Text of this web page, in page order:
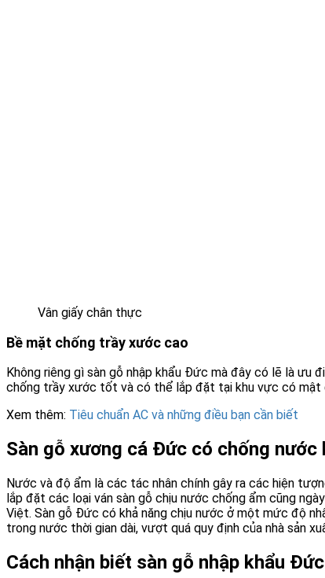
Vân giấy chân thực
Bề mặt chống trầy xước cao
Không riêng gì sàn gỗ nhập khẩu Đức mà đây có lẽ là ưu
chống trầy xước tốt và có thể lắp đặt tại khu vực có mật
Xem thêm: Tiêu chuẩn AC và những điều bạn cần biết
Sàn gỗ xương cá Đức có chống nước
Nước và độ ẩm là các tác nhân chính gây ra các hiện
lắp đặt các loại ván sàn gỗ chịu nước chống ẩm cũng
Việt. Sàn gỗ Đức có khả năng chịu nước ở một mức độ
trong nước thời gian dài, vượt quá quy định của nhà sản
Cách nhận biết sàn gỗ nhập khẩu